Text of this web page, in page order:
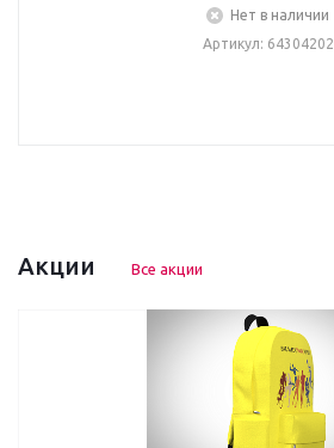
Нет в наличии
Артикул: 64304202
Акции Все акции